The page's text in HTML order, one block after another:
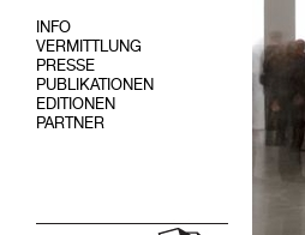
INFO
VERMITTLUNG
PRESSE
PUBLIKATIONEN
EDITIONEN
PARTNER